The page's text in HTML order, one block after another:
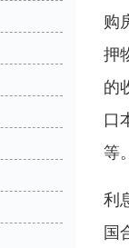
购
押
的
口
等
利
国